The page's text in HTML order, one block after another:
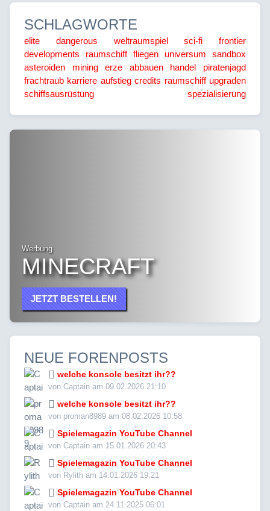
SCHLAGWORTE
elite dangerous weltraumspiel sci-fi
frontier
developments
raumschiff fliegen universum
sandbox
asteroiden mining
erze abbauen handel
piratenjagd
frachtraub karriere aufstieg credits raumschiff upgraden
schiffsausrüstung
spezialisierung
Werbung
MINECRAFT
JETZT BESTELLEN!
NEUE FORENPOSTS
welche konsole besitzt ihr??
von Captain am 09.02.2026 21:10
welche konsole besitzt ihr??
von proman8989 am 08.02.2026 10:58
Spielemagazin YouTube Channel
von Captain am 15.01.2026 20:43
Spielemagazin YouTube Channel
von Rylith am 14.01.2026 19:21
Spielemagazin YouTube Channel
von Captain am 24.11.2025 06:01